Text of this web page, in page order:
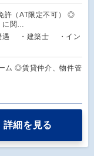
許（AT限定不可） ◎
に関…
遇 ・建築士 ・イン
ム ◎賃貸仲介、物件管
詳細を見る